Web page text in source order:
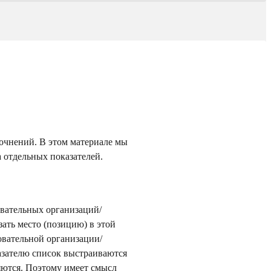
В этом материале мы
показателей.
организаций/
место (позицию) в этой
организации/
список выстраиваются
Поэтому имеет смысл